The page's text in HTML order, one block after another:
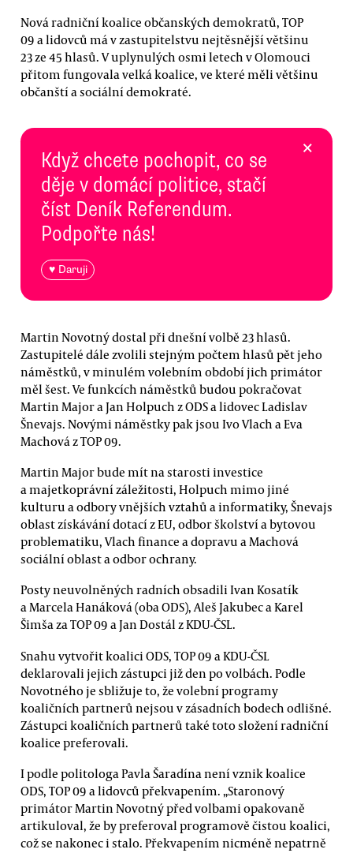
Nová radniční koalice občanských demokratů, TOP
09 a lidovců má v zastupitelstvu nejtěsnější většinu
23 ze 45 hlasů. V uplynulých osmi letech v Olomouci
přitom fungovala velká koalice, ve které měli většinu
občanští a sociální demokraté.
Když chcete pochopit, co se
děje v domácí politice, stačí
číst Deník Referendum.
Podpořte nás!
♥ Daruji
×
Martin Novotný dostal při dnešní volbě 23 hlasů.
Zastupitelé dále zvolili stejným počtem hlasů pět jeho
náměstků, v minulém volebním období jich primátor
měl šest. Ve funkcích náměstků budou pokračovat
Martin Major a Jan Holpuch z ODS a lidovec Ladislav
Šnevajs. Novými náměstky pak jsou Ivo Vlach a Eva
Machová z TOP 09.
Martin Major bude mít na starosti investice
a majetkoprávní záležitosti, Holpuch mimo jiné
kulturu a odbory vnějších vztahů a informatiky, Šnevajs
oblast získávání dotací z EU, odbor školství a bytovou
problematiku, Vlach finance a dopravu a Machová
sociální oblast a odbor ochrany.
Posty neuvolněných radních obsadili Ivan Kosatík
a Marcela Hanáková (oba ODS), Aleš Jakubec a Karel
Šimša za TOP 09 a Jan Dostál z KDU-ČSL.
Snahu vytvořit koalici ODS, TOP 09 a KDU-ČSL
deklarovali jejich zástupci již den po volbách. Podle
Novotného je sbližuje to, že volební programy
koaličních partnerů nejsou v zásadních bodech odlišné.
Zástupci koaličních partnerů také toto složení radniční
koalice preferovali.
I podle politologa Pavla Šaradína není vznik koalice
ODS, TOP 09 a lidovců překvapením. „Staronový
primátor Martin Novotný před volbami opakovaně
artikuloval, že by preferoval programově čistou koalici,
což se nakonec i stalo. Překvapením nicméně nepatrně